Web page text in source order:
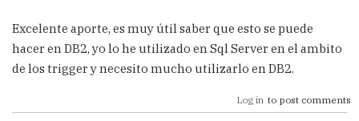
Excelente aporte, es muy útil saber que esto se puede
hacer en DB2, yo lo he utilizado en Sql Server en el ambito
de los trigger y necesito mucho utilizarlo en DB2.
Log in to post comments